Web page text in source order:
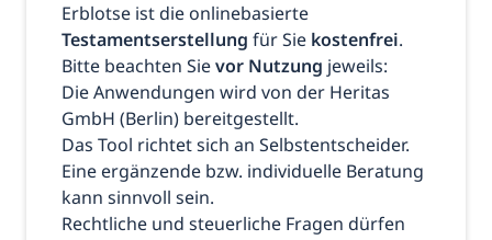
Erblotse ist die onlinebasierte
Testamentserstellung für Sie kostenfrei.
Bitte beachten Sievor Nutzung jeweils:
Die Anwendungen wird von der Heritas
GmbH (Berlin) bereitgestellt.
Das Tool richtet sich an Selbstentscheider.
Eine ergänzende bzw. individuelle Beratung
kann sinnvoll sein.
Rechtliche und steuerliche Fragen dürfen